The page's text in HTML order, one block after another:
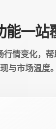
能一站
行情变化，
与市场温度。